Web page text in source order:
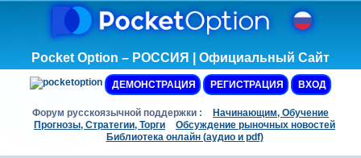
Pocket Option – РОССИЯ | Официальный Сайт
ДЕМОНСТРАЦИЯ РЕГИСТРАЦИЯ ВХОД
Форум русскоязычной поддержки :
Начинающим, Обучение
Прогнозы, Стратегии, Торги
Обсуждение рыночных новостей
Библиотека онлайн (аудио и pdf)